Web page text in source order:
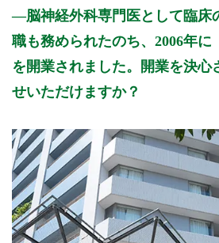
脳神経外科専門医として臨床
職も務められたのち、2006年に
を開業されました。開業を決心
せいただけますか？